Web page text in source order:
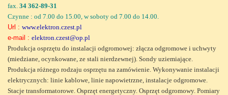
fax. 34 362-89-31
Czynne : od 7.00 do 15.00, w soboty od 7.00 do 14.00.
Url : www.elektron.czest.pl
e-mail : elektron.czest@op.pl
Produkcja osprzętu do instalacji odgromowej: złącza odgromowe i uchwyty
(miedziane, ocynkowane, ze stali nierdzewnej). Sondy uziemiające.
Produkcja różnego rodzaju osprzętu na zamówienie. Wykonywanie instalacji
elektrycznych: linie kablowe, linie napowietrzne, instalacje odgromowe.
Stacje transformatorowe. Osprzęt energetyczny. Osprzęt odgromowy. Pomiary